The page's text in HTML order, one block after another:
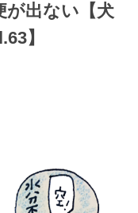
が出ない【犬
】